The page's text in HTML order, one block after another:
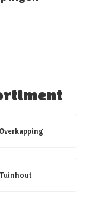
Overkapping
Tuinhout